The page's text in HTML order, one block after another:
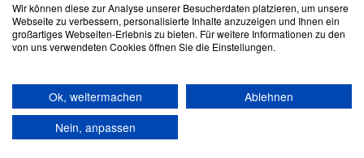
NOTENPOST BY ERES Edition: Music sheet Online Shop
Wir können diese zur Analyse unserer Besucherdaten platzieren, um unsere
Webseite zu verbessern, personalisierte Inhalte anzuzeigen und Ihnen ein
großartiges Webseiten-Erlebnis zu bieten. Für weitere Informationen zu den
von uns verwendeten Cookies öffnen Sie die Einstellungen.
Ok, weitermachen
Ablehnen
Nein, anpassen